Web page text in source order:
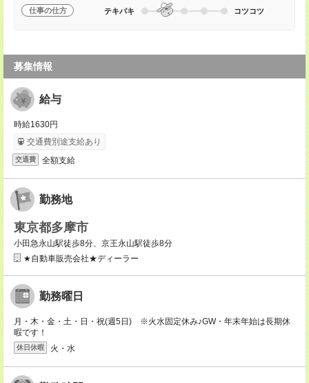
仕事の仕方 テキパキ コツコツ
募集情報
給与
時給1630円
交通費別途支給あり
交通費 全額支給
勤務地
東京都多摩市
小田急永山駅徒歩8分、京王永山駅徒歩8分
★自動車販売会社★ディーラー
勤務曜日
月・木・金・土・日・祝(週5日) ※火水固定休み♪GW・年末年始は長期休
暇です！
休日休暇 火・水